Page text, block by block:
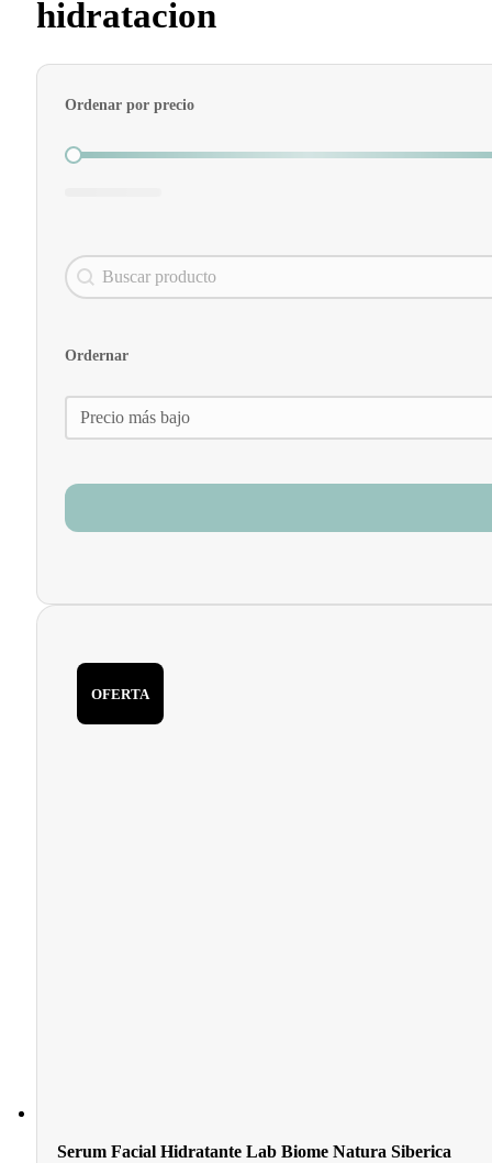
hidratacion
Ordenar por precio
Ordenar por precio
Buscador
Search content
Ordernar
Ordernar
OFERTA
Serum Facial Hidratante Lab Biome Natura Siberica